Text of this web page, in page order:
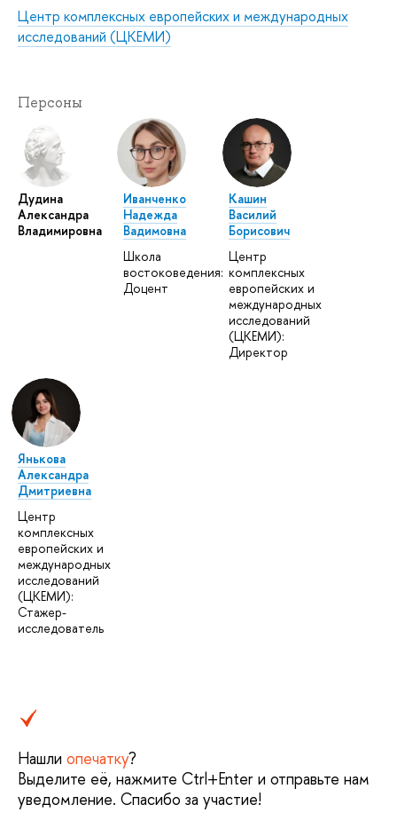
Центр комплексных европейских и международных
исследований (ЦКЕМИ)
Персоны
Дудина
Александра
Владимировна
Иванченко
Надежда
Вадимовна
Школа
востоковедения:
Доцент
Кашин
Василий
Борисович
Центр
комплексных
европейских и
международных
исследований
(ЦКЕМИ):
Директор
Янькова
Александра
Дмитриевна
Центр
комплексных
европейских и
международных
исследований
(ЦКЕМИ):
Стажер-
исследователь
Нашли опечатку?
Выделите её, нажмите Ctrl+Enter и отправьте нам
уведомление. Спасибо за участие!